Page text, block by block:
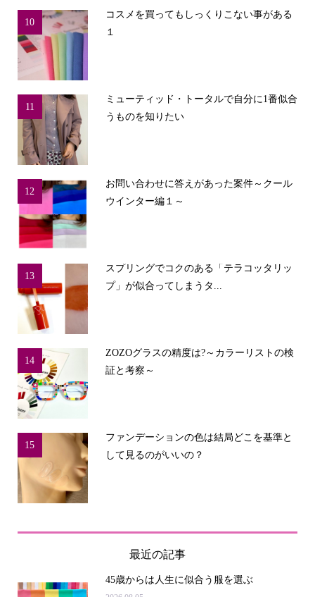
10
コスメを買ってもしっくりこない事がある
１
11
ミューティッド・トータルで自分に1番似合
うものを知りたい
12
お問い合わせに答えがあった案件～クール
ウインター編１～
13
スプリングでコクのある「テラコッタリッ
プ」が似合ってしまうタ...
14
ZOZOグラスの精度は?～カラーリストの検
証と考察～
15
ファンデーションの色は結局どこを基準と
して見るのがいいの？
最近の記事
45歳からは人生に似合う服を選ぶ